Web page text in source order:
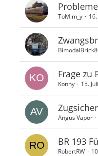
ToM.m_y
Frage zu
Konny 15.
Angus Vapor
BR 193
RobertRW